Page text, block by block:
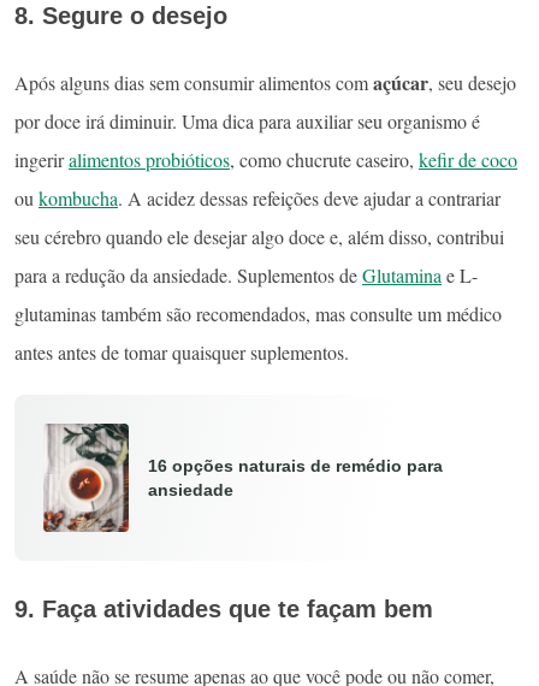
8. Segure o desejo
Após alguns dias sem consumir alimentos comaçúcar, seu desejo
por doce irá diminuir. Uma dica para auxiliar seu organismo é
ingeriralimentos probióticos, como chucrute caseiro, kefir de coco
ou kombucha. A acidez dessas refeições deve ajudar a contrariar
seu cérebro quando ele desejar algo doce e, além disso, contribui
para a redução da ansiedade. Suplementos deGlutamina e L-
glutaminas também são recomendados, mas consulte um médico
antes antes de tomar quaisquer suplementos.
16 opções naturais de remédio para
ansiedade
9. Faça atividades que te façam bem
A saúde não se resume apenas ao que você pode ou não comer,